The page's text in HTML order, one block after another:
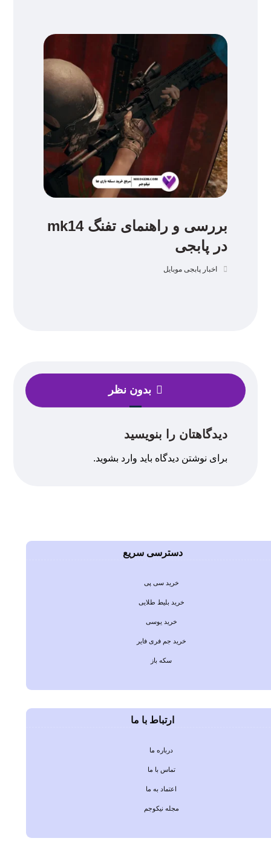
بررسی و راهنمای تفنگ mk14
در پابجی
اخبار پابجی موبایل
بدون نظر
دیدگاهتان را بنویسید
برای نوشتن دیدگاه باید وارد بشوید.
دسترسی سریع
خرید سی پی
خرید بلیط طلایی
خرید یوسی
خرید جم فری فایر
سکه باز
ارتباط با ما
درباره ما
تماس با ما
اعتماد به ما
مجله نیکوجم